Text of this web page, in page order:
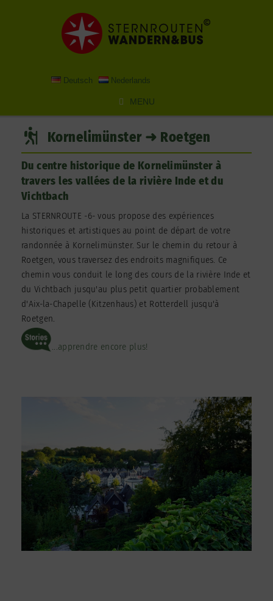
Deutsch Nederlands
MENU
Kornelimünster ➜ Roetgen
Du centre historique de Kornelimünster à
travers les vallées de la rivière Inde et du
Vichtbach
La STERNROUTE -6- vous propose des expériences
historiques et artistiques au point de départ de votre
randonnée à Kornelimünster. Sur le chemin du retour à
Roetgen, vous traversez des endroits magnifiques. Ce
chemin vous conduit le long des cours de la rivière Inde et
du Vichtbach jusqu'au plus petit quartier probablement
d'Aix-la-Chapelle (Kitzenhaus) et Rotterdell jusqu'à
Roetgen.
...apprendre encore plus!